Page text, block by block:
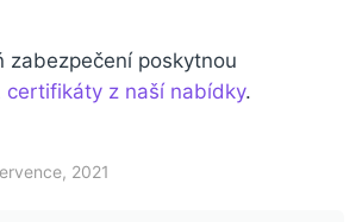
zabezpečení poskytnou
certifikáty z naší nabídky.
2021